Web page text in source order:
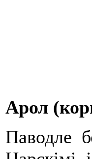
Арол (ко
Паводле